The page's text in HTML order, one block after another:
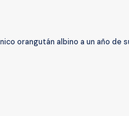
orangután albino a un año de